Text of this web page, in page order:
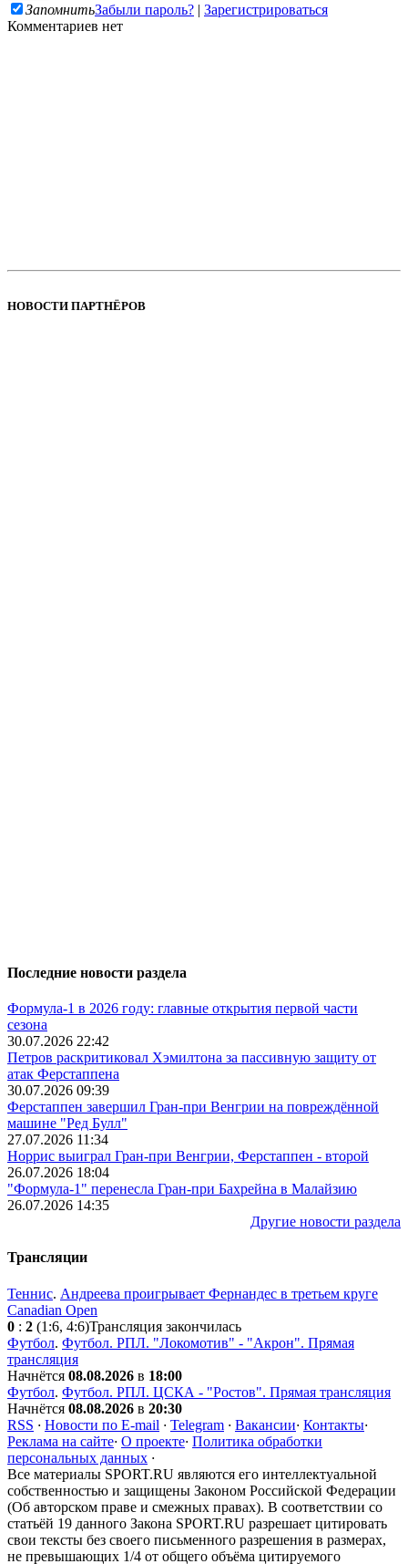
ЗапомнитьЗабыли пароль? | Зарегистрироваться
Комментариев нет
НОВОСТИ ПАРТНЁРОВ
Последние новости раздела
Формула-1 в 2026 году: главные открытия первой части
сезона
30.07.2026 22:42
Петров раскритиковал Хэмилтона за пассивную защиту от
атак Ферстаппена
30.07.2026 09:39
Ферстаппен завершил Гран-при Венгрии на повреждённой
машине "Ред Булл"
27.07.2026 11:34
Норрис выиграл Гран-при Венгрии, Ферстаппен - второй
26.07.2026 18:04
"Формула-1" перенесла Гран-при Бахрейна в Малайзию
26.07.2026 14:35
Другие новости раздела
Трансляции
Теннис. Андреева проигрывает Фернандес в третьем круге
Canadian Open
0 : 2 (1:6, 4:6)Трансляция закончилась
Футбол. Футбол. РПЛ. "Локомотив" - "Акрон". Прямая
трансляция
Начнётся 08.08.2026 в 18:00
Футбол. Футбол. РПЛ. ЦСКА - "Ростов". Прямая трансляция
Начнётся 08.08.2026 в 20:30
RSS · Новости по E-mail · Telegram · Вакансии· Контакты·
Реклама на сайте· О проекте· Политика обработки
персональных данных ·
Все материалы SPORT.RU являются его интеллектуальной
собственностью и защищены Законом Российской Федерации
(Об авторском праве и смежных правах). В соответствии со
статьёй 19 данного Закона SPORT.RU разрешает цитировать
свои тексты без своего письменного разрешения в размерах,
не превышающих 1/4 от общего объёма цитируемого